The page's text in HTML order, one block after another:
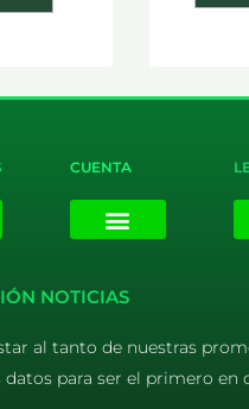
CUENTA
NOTICIAS
al tanto de nuestras
datos para ser el primero en